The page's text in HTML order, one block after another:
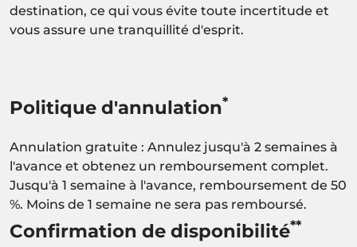
destination, ce qui vous évite toute incertitude et
vous assure une tranquillité d'esprit.
Politique d'annulation*
Annulation gratuite : Annulez jusqu'à 2 semaines à
l'avance et obtenez un remboursement complet.
Jusqu'à 1 semaine à l'avance, remboursement de 50
%. Moins de 1 semaine ne sera pas remboursé.
Confirmation de disponibilité**